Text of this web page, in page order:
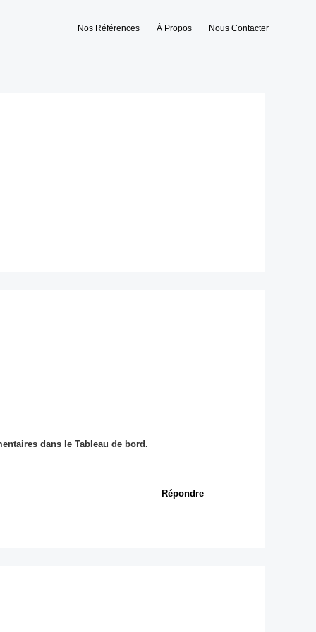
Nos Références À Propos Nous Contacter
dans le Tableau de bord.
Répondre